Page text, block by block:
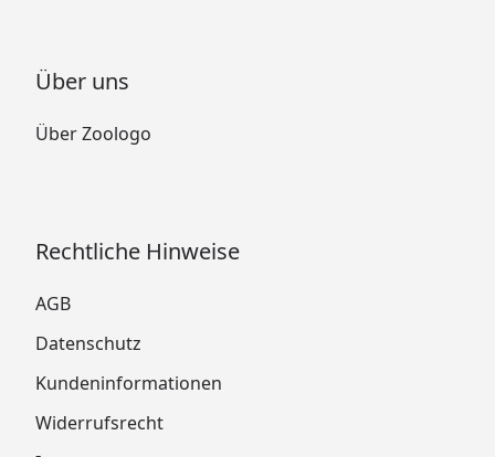
Über uns
Über Zoologo
Rechtliche Hinweise
AGB
Datenschutz
Kundeninformationen
Widerrufsrecht